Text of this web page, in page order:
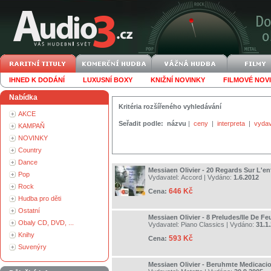
IHNED K DODÁNÍ LUXUSNÍ BOXY KNIŽNÍ NOVINKY FILMOVÉ
Nabídka
AKCE
KAMPAŇ
NOVINKY
Country
Dance
Pop
Rock
Hudba pro děti
Ostatní
Obaly CD, DVD, ...
Knihy
Suvenýry
Kritéria rozšířeného vyhledávání
Seřadit podle: názvu | ceny | interpreta |
Messiaen Olivier - 20 Regards Sur
Vydavatel: Accord | Vydáno: 1.6.2012
Cena: 646 Kč
Messiaen Olivier - 8 Preludes/Ile De
Vydavatel: Piano Classics | Vydáno:
Cena: 593 Kč
Messiaen Olivier - Beruhmte